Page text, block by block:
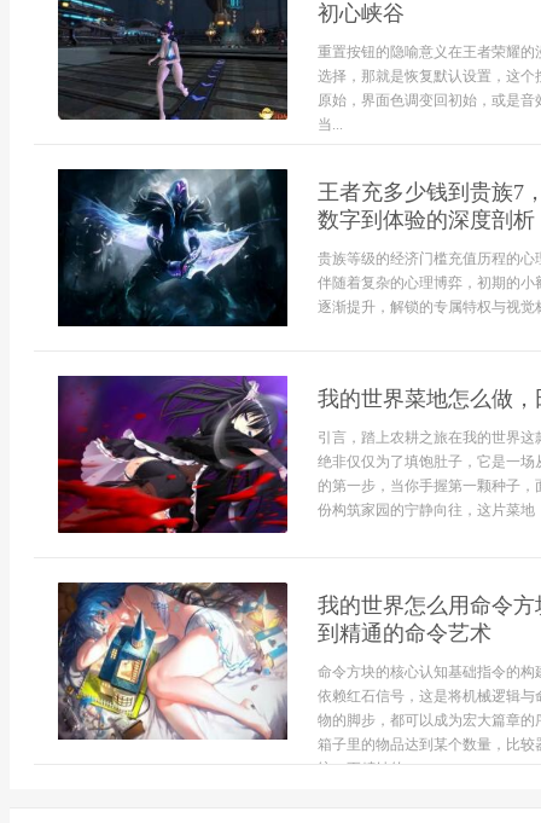
初心峡谷
重置按钮的隐喻意义在王者荣耀
选择，那就是恢复默认设置，这
原始，界面色调变回初始，或是
当...
王者充多少钱到贵族7
数字到体验的深度剖析
贵族等级的经济门槛充值历程的
伴随着复杂的心理博弈，初期的
逐渐提升，解锁的专属特权与视觉
我的世界菜地怎么做
引言，踏上农耕之旅在我的世界
绝非仅仅为了填饱肚子，它是一
的第一步，当你手握第一颗种子
份构筑家园的宁静向往，这片菜
我的世界怎么用命令
到精通的命令艺术
命令方块的核心认知基础指令的
依赖红石信号，这是将机械逻辑
物的脚步，都可以成为宏大篇章
箱子里的物品达到某个数量，比
统，更精妙的...